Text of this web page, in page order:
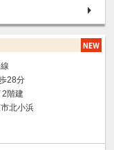
28分
2階建
北小浜